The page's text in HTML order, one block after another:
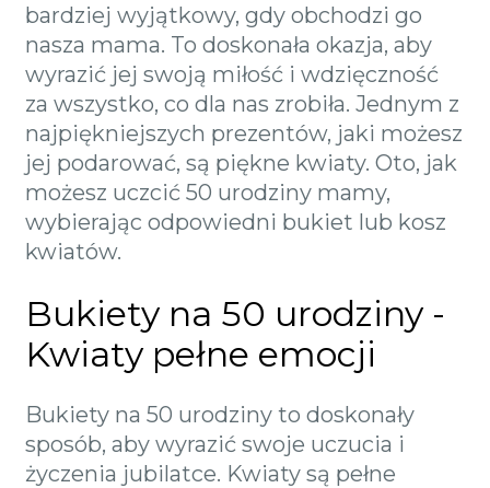
bardziej wyjątkowy, gdy obchodzi go
nasza mama. To doskonała okazja, aby
wyrazić jej swoją miłość i wdzięczność
za wszystko, co dla nas zrobiła. Jednym z
najpiękniejszych prezentów, jaki możesz
jej podarować, są piękne kwiaty. Oto, jak
możesz uczcić 50 urodziny mamy,
wybierając odpowiedni bukiet lub kosz
kwiatów.
Bukiety na 50 urodziny -
Kwiaty pełne emocji
Bukiety na 50 urodziny to doskonały
sposób, aby wyrazić swoje uczucia i
życzenia jubilatce. Kwiaty są pełne